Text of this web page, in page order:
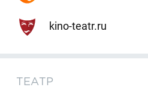
kino-teatr.ru
ТЕАТР